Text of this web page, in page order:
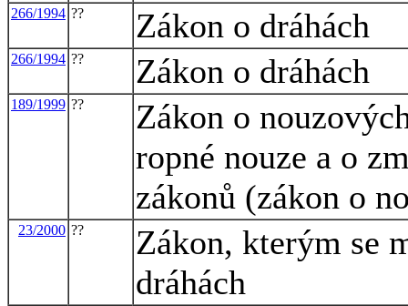
266/1994 ?? Zákon o dráhách
266/1994 ?? Zákon o dráhách
189/1999 ??
Zákon o
ropné nouze a o
zákonů (zákon o
23/2000 ??
Zákon, kterým se
dráhách